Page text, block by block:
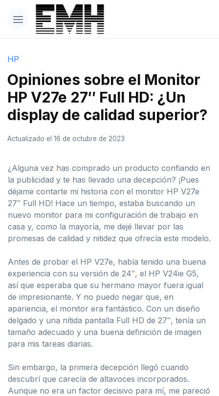
HP
Opiniones sobre el Monitor
HP V27e 27″ Full HD: ¿Un
display de calidad superior?
Actualizado el 16 de octubre de 2023
¿Alguna vez has comprado un producto confiando en
la publicidad y te has llevado una decepción? ¡Pues
déjame contarte mi historia con el monitor HP V27e
27″ Full HD! Hace un tiempo, estaba buscando un
nuevo monitor para mi configuración de trabajo en
casa y, como la mayoría, me dejé llevar por las
promesas de calidad y nitidez que ofrecía este modelo.
Antes de probar el HP V27e, había tenido una buena
experiencia con su versión de 24″, el HP V24ie G5,
así que esperaba que su hermano mayor fuera igual
de impresionante. Y no puedo negar que, en
apariencia, el monitor era fantástico. Con un diseño
delgado y una nítida pantalla Full HD de 27″, tenía un
tamaño adecuado y una buena definición de imagen
para mis tareas diarias.
Sin embargo, la primera decepción llegó cuando
descubrí que carecía de altavoces incorporados.
Aunque no era un factor decisivo para mí, me pareció